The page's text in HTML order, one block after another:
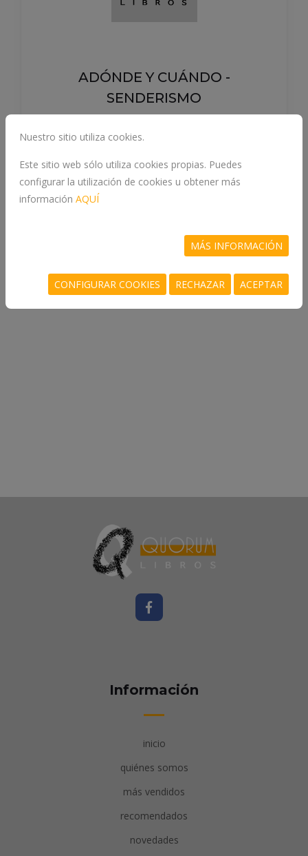
ADÓNDE Y CUÁNDO -
SENDERISMO
SARAH, BLOOM, PAUL
Información
inicio
quiénes somos
más vendidos
recomendados
novedades
Nuestro sitio utiliza cookies.
Este sitio web sólo utiliza cookies propias. Puedes
configurar la utilización de cookies u obtener más
información AQUÍ
MÁS INFORMACIÓN
CONFIGURAR COOKIES RECHAZAR ACEPTAR